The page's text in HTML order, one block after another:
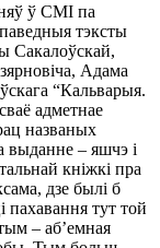
ў СМІ па
тэксты
Сакалоўскай,
Адама
“Кальварыя.
адметнае
названых
выданне – яшчэ і
кніжкі пра
дзе былі б
пахавання тут той
– аб’емная